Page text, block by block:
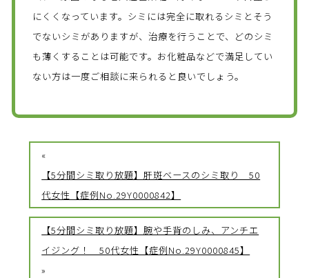
にくくなっています。シミには完全に取れるシミとそう
でないシミがありますが、治療を行うことで、どのシミ
も薄くすることは可能です。お化粧品などで満足してい
ない方は一度ご相談に来られると良いでしょう。
«
【5分間シミ取り放題】肝斑ベースのシミ取り 50
代女性【症例No.29Y0000842】
【5分間シミ取り放題】腕や手背のしみ、アンチエ
イジング！ 50代女性【症例No.29Y0000845】
»